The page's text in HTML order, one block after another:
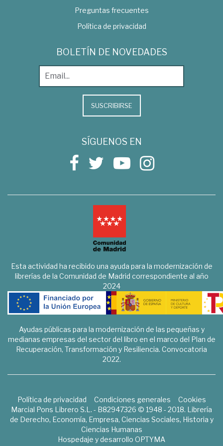
Preguntas frecuentes
Política de privacidad
BOLETÍN DE NOVEDADES
SUSCRIBIRSE
SÍGUENOS EN
Esta actividad ha recibido una ayuda para la modernización de
librerías de la Comunidad de Madrid correspondiente al año
2024
Ayudas públicas para la modernización de las pequeñas y
medianas empresas del sector del libro en el marco del Plan de
Recuperación, Transformación y Resiliencia. Convocatoria
2022.
Política de privacidad Condiciones generales
Cookies
Marcial Pons Librero S.L. - B82947326 © 1948 - 2018. Librería
de Derecho, Economía, Empresa, Ciencias Sociales, Historia y
Ciencias Humanas
Hospedaje y desarrollo OPTYMA